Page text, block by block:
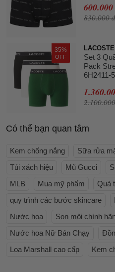
830.000 đ
35%
OFF
LACOSTE
Set 3
Pack
6H2411-
Có thể bạn quan tâm
Kem chống nắng Sữa rửa
Túi xách hiệu
Mũ Gucci
MLB
Mua mỹ phẩm Quà
quy trình các bước skincare
Nước hoa
Son môi chính
Nước hoa Nữ Bán Chạy
Loa Marshall cao cấp
Kem